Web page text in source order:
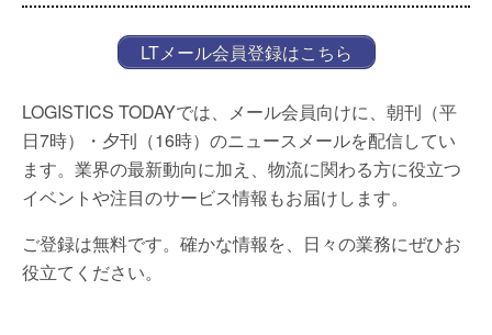
LTメール会員登録はこちら
LOGISTICS TODAYでは、メール会員向けに、朝刊（平
日7時）・夕刊（16時）のニュースメールを配信してい
ます。業界の最新動向に加え、物流に関わる方に役立つ
イベントや注目のサービス情報もお届けします。
ご登録は無料です。確かな情報を、日々の業務にぜひお
役立てください。